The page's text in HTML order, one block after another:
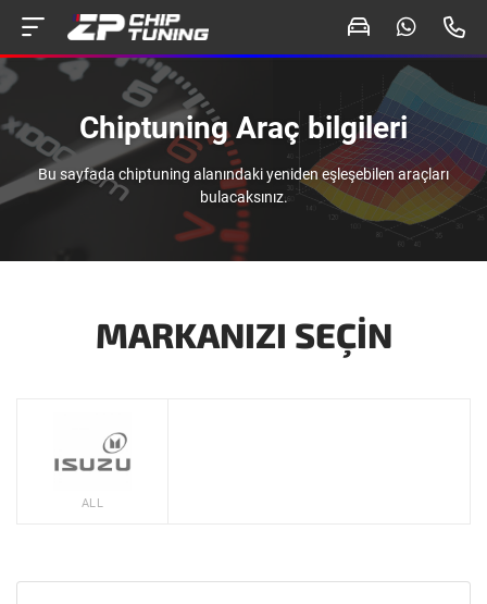
Chiptuning Araç bilgileri
Bu sayfada chiptuning alanındaki yeniden eşleşebilen araçları
bulacaksınız.
MARKANIZI SEÇIN
ALL